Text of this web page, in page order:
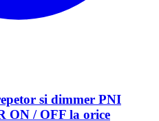
si dimmer PNI
ON / OFF la orice